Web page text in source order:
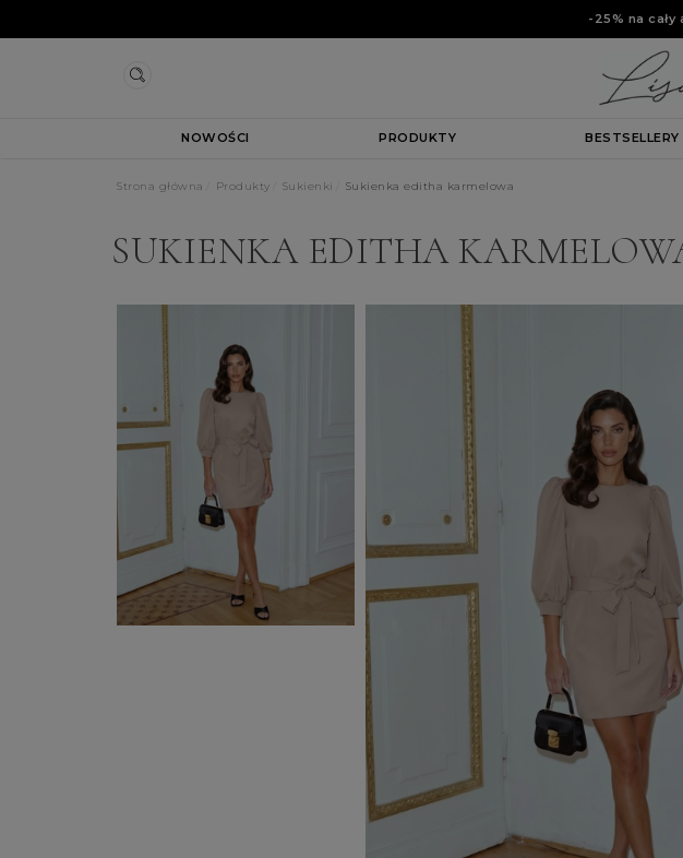
-25% na
NOWOŚCI PRODUKTY BESTSELLERY
Strona główna Produkty Sukienki Sukienka editha karmelowa
SUKIENKA EDITHA